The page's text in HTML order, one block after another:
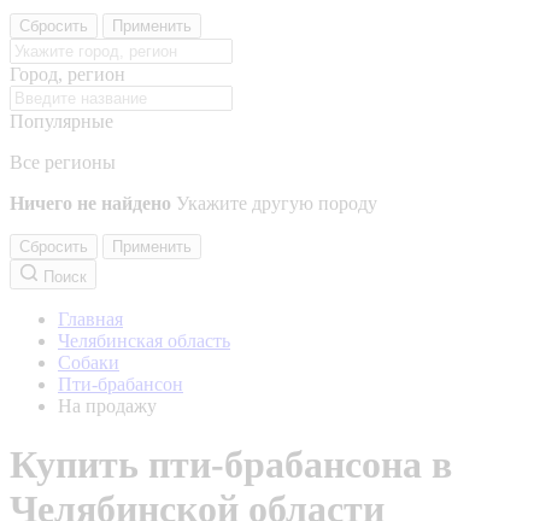
Сбросить Применить
Город, регион
Популярные
Все регионы
Ничего не найдено Укажите другую породу
Сбросить
Применить
Поиск
Главная
Челябинская область
Собаки
Пти-брабансон
На продажу
Купить пти-брабансона в
Челябинской области